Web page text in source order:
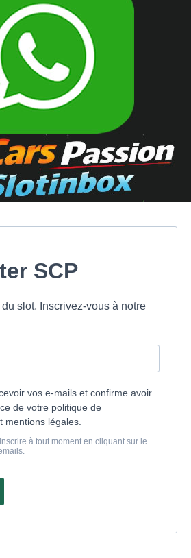
SCP
slot, Inscrivez-vous à notre
vos e-mails et confirme avoir
de votre politique de
mentions légales.
à tout moment en cliquant sur le